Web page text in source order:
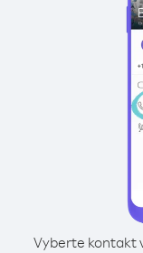
Vyberte kontakt